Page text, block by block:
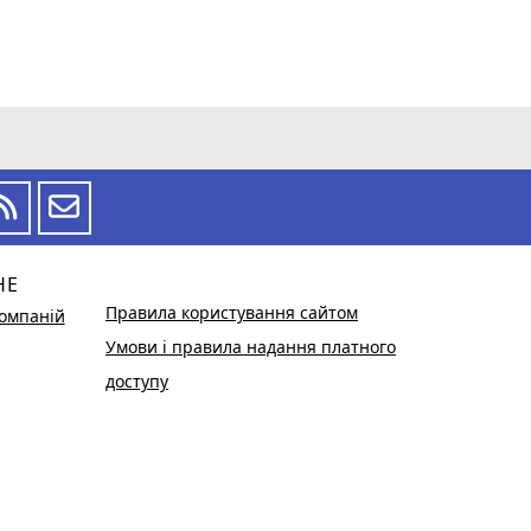
Правила користування сайтом
Умови і правила надання платного
доступу